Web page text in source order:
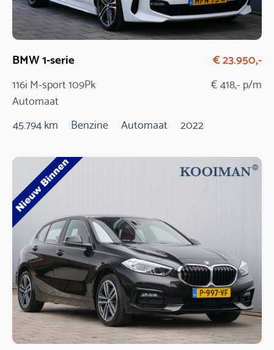
BMW 1-serie
116i M-sport 109Pk
Automaat
€ 23.950,-
€ 418,- p/m
45.794 km Benzine Automaat 2022